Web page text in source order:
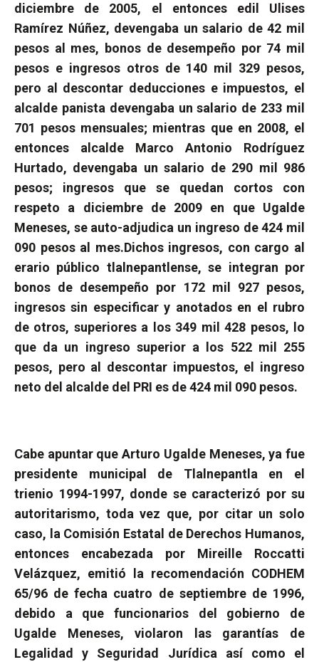
diciembre de 2005, el entonces edil Ulises
Ramírez Núñez, devengaba un salario de 42 mil
pesos al mes, bonos de desempeño por 74 mil
pesos e ingresos otros de 140 mil 329 pesos,
pero al descontar deducciones e impuestos, el
alcalde panista devengaba un salario de 233 mil
701 pesos mensuales; mientras que en 2008, el
entonces alcalde Marco Antonio Rodríguez
Hurtado, devengaba un salario de 290 mil 986
pesos; ingresos que se quedan cortos con
respeto a diciembre de 2009 en que Ugalde
Meneses, se auto-adjudica un ingreso de 424 mil
090 pesos al mes.Dichos ingresos, con cargo al
erario público tlalnepantlense, se integran por
bonos de desempeño por 172 mil 927 pesos,
ingresos sin especificar y anotados en el rubro
de otros, superiores a los 349 mil 428 pesos, lo
que da un ingreso superior a los 522 mil 255
pesos, pero al descontar impuestos, el ingreso
neto del alcalde del PRI es de 424 mil 090 pesos.
Cabe apuntar que Arturo Ugalde Meneses, ya fue
presidente municipal de Tlalnepantla en el
trienio 1994-1997, donde se caracterizó por su
autoritarismo, toda vez que, por citar un solo
caso, la Comisión Estatal de Derechos Humanos,
entonces encabezada por Mireille Roccatti
Velázquez, emitió la recomendación CODHEM
65/96 de fecha cuatro de septiembre de 1996,
debido a que funcionarios del gobierno de
Ugalde Meneses, violaron las garantías de
Legalidad y Seguridad Jurídica así como el